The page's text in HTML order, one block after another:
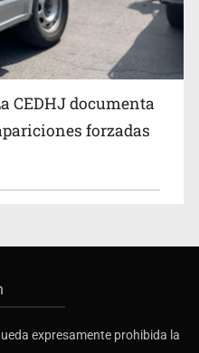
CEDHJ documenta
forzadas
expresamente prohibida la